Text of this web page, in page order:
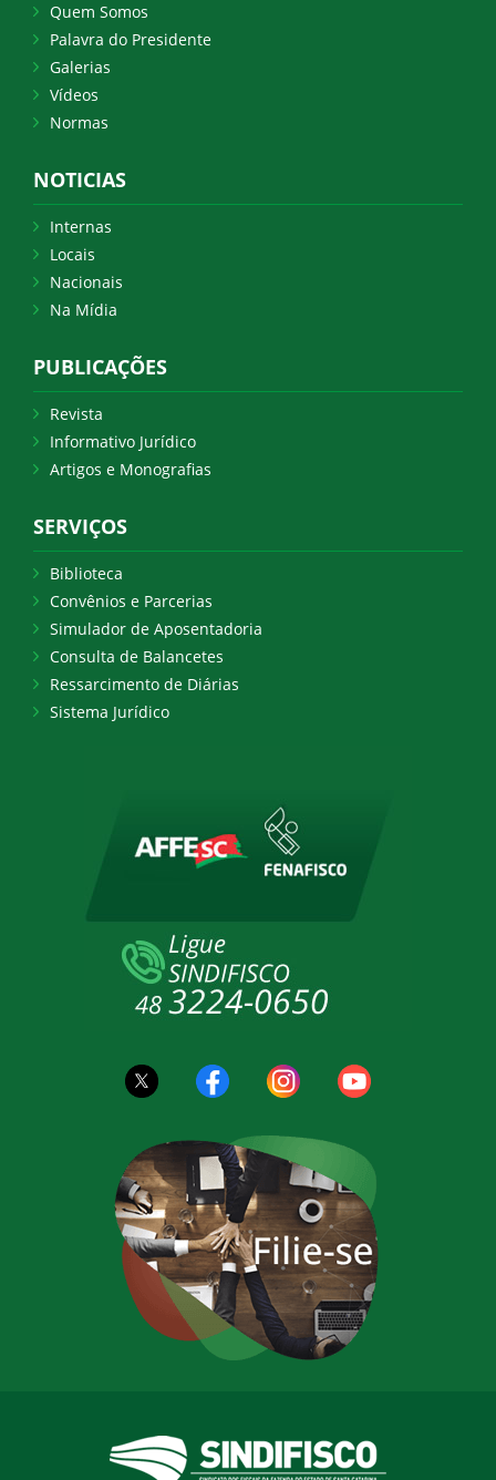
Quem Somos
Palavra do Presidente
Galerias
Vídeos
Normas
NOTICIAS
Internas
Locais
Nacionais
Na Mídia
PUBLICAÇÕES
Revista
Informativo Jurídico
Artigos e Monografias
SERVIÇOS
Biblioteca
Convênios e Parcerias
Simulador de Aposentadoria
Consulta de Balancetes
Ressarcimento de Diárias
Sistema Jurídico